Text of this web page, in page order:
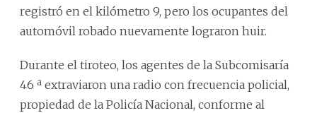
registró en el kilómetro 9, pero los ocupantes del
automóvil robado nuevamente lograron huir.
Durante el tiroteo, los agentes de la Subcomisaría
46 ª extraviaron una radio con frecuencia policial,
propiedad de la Policía Nacional, conforme al